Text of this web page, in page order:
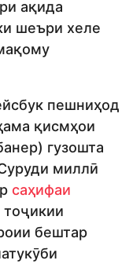
ақида
шеъри хеле
пешниҳод
қисмҳои
гузошта
миллӣ
саҳифаи
бештар